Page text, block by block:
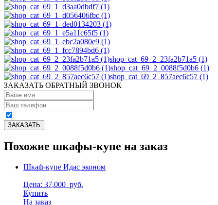
shop_cat_69_2_23fa2b71a5 (1)
shop_cat_69_2_0088f5d0b6 (1)
shop_cat_69_2_857aec6c57 (1)
ЗАКАЗАТЬ ОБРАТНЫЙ ЗВОНОК
Похожие шкафы-купе на заказ
Шкаф-купе Идас эконом
Цена: 37,000 руб.
Купить
На заказ